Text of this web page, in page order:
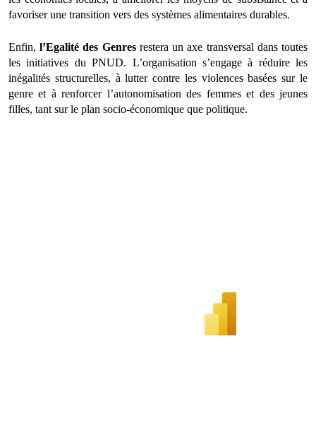
favoriser une transition vers des systèmes alimentaires durables.
Enfin,l’Egalité des Genresrestera un axe transversal dans toutes
les initiatives du PNUD. L’organisation s’engage à réduire les
inégalités structurelles, à lutter contre les violences basées sur le
genre et à renforcer l’autonomisation des femmes et des jeunes
filles, tant sur le plan socio-économique que politique.